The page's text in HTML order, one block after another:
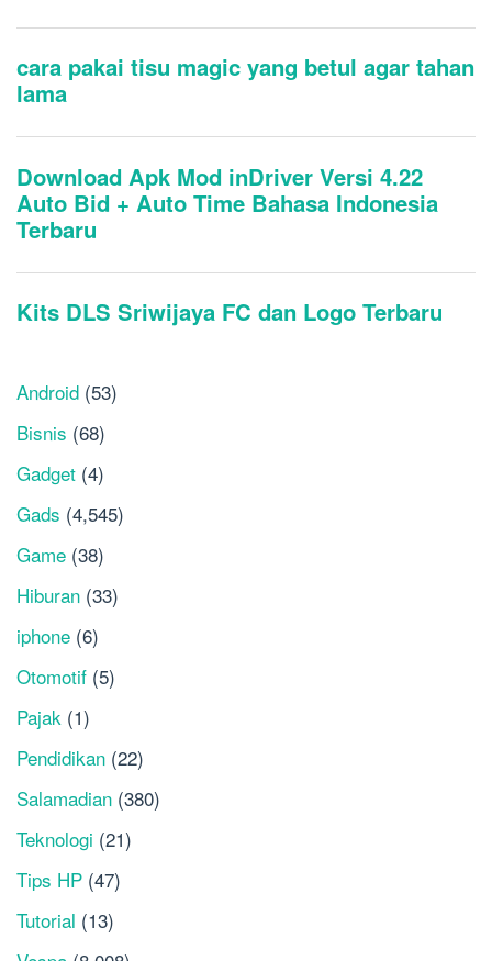
Android (53)
Bisnis (68)
Gadget (4)
Gads (4,545)
Game (38)
Hiburan (33)
iphone (6)
Otomotif (5)
Pajak (1)
Pendidikan (22)
Salamadian (380)
Teknologi (21)
Tips HP (47)
Tutorial (13)